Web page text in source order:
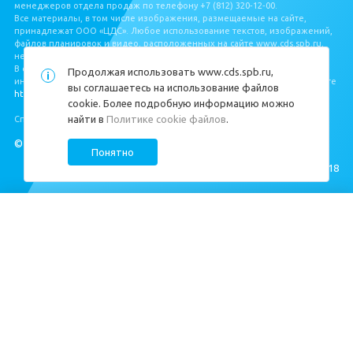
© ЦДС, 1999–2026
менеджеров отдела продаж по телефону +7 (812) 320‐12‐00.
Все материалы, в том числе изображения, размещаемые на сайте,
принадлежат ООО «ЦДС». Любое использование текстов, изображений,
файлов планировок и видео, расположенных на сайте www.cds.spb.ru,
не допускается без письменного разрешения ООО «ЦДС».
В соответствии с Федеральным законом от 30.12.2004 № 214‐ФЗ, полная
информация о застройщике и проекте строительства размещена на сайте
https://наш.дом.рф/.
Специальная оценка условий трудаhttps://cds.spb.ru/sout/
M18
Продолжая использовать www.cds.spb.ru,
вы соглашаетесь на использование файлов
cookie. Более подробную информацию можно
найти в Политике cookie файлов.
Понятно